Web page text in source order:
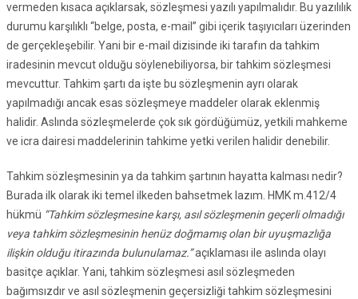
vermeden kısaca açıklarsak, sözleşmesi yazılı yapılmalıdır. Bu yazılılık
durumu karşılıklı “belge, posta, e-mail” gibi içerik taşıyıcıları üzerinden
de gerçekleşebilir. Yani bir e-mail dizisinde iki tarafın da tahkim
iradesinin mevcut olduğu söylenebiliyorsa, bir tahkim sözleşmesi
mevcuttur. Tahkim şartı da işte bu sözleşmenin ayrı olarak
yapılmadığı ancak esas sözleşmeye maddeler olarak eklenmiş
halidir. Aslında sözleşmelerde çok sık gördüğümüz, yetkili mahkeme
ve icra dairesi maddelerinin tahkime yetki verilen halidir denebilir.
Tahkim sözleşmesinin ya da tahkim şartının hayatta kalması nedir?
Burada ilk olarak iki temel ilkeden bahsetmek lazım. HMK m.412/4
hükmü “Tahkim sözleşmesine karşı, asıl sözleşmenin geçerli olmadığı
veya tahkim sözleşmesinin henüz doğmamış olan bir uyuşmazlığa
ilişkin olduğu itirazında bulunulamaz.”açıklaması ile aslında olayı
basitçe açıklar. Yani, tahkim sözleşmesi asıl sözleşmeden
bağımsızdır ve asıl sözleşmenin geçersizliği tahkim sözleşmesini